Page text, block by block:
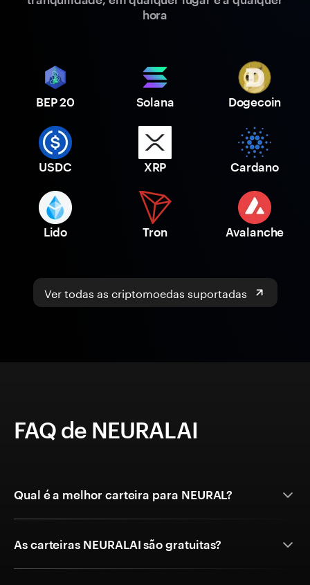
hora
BEP 20 Solana Dogecoin
USDC XRP Cardano
Lido Tron Avalanche
Ver todas as criptomoedas suportadas
FAQ de NEURALAI
Qual é a melhor carteira para NEURAL?
As carteiras NEURALAI são gratuitas?